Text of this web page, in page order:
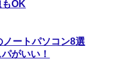
OK
ートパソコン8選
がいい！